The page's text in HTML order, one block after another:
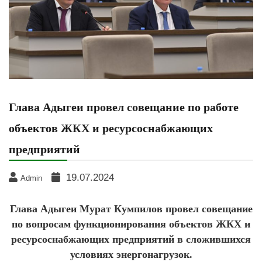
Глава Адыгеи провел совещание по работе
объектов ЖКХ и ресурсоснабжающих
предприятий
Admin 19.07.2024
Глава Адыгеи Мурат Кумпилов провел совещание
по вопросам функционирования объектов ЖКХ и
ресурсоснабжающих предприятий в сложившихся
условиях энергонагрузок.